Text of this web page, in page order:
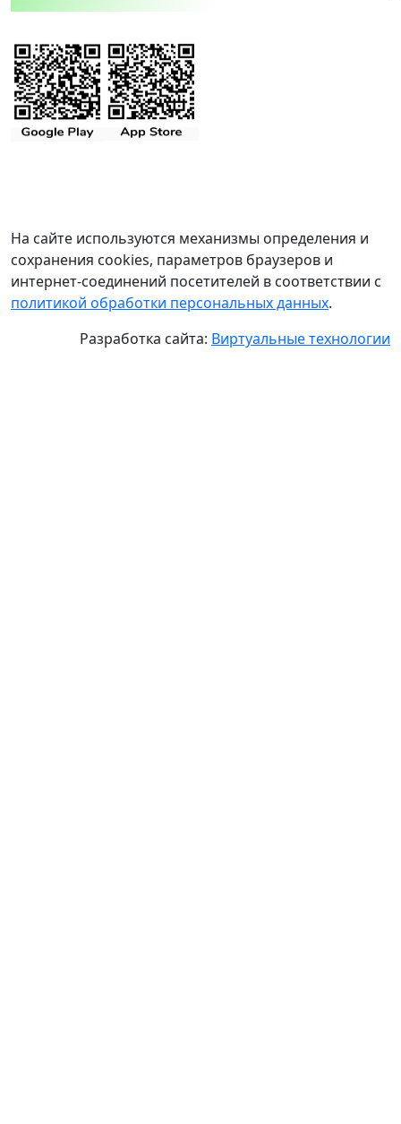
На сайте используются механизмы определения и
сохранения cookies, параметров браузеров и
интернет-соединений посетителей в соответствии с
политикой обработки персональных данных.
Разработка сайта: Виртуальные технологии